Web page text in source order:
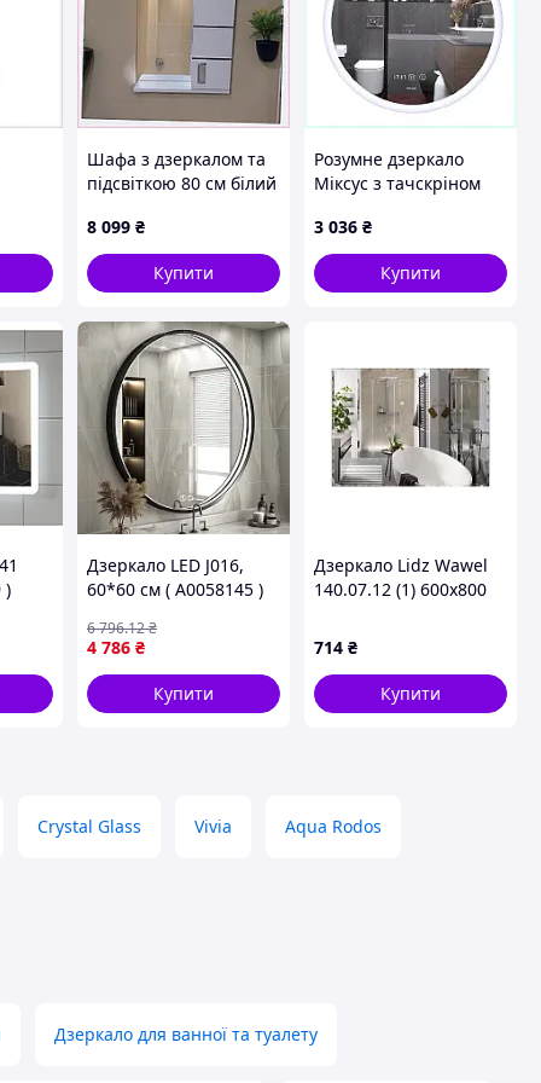
Шафа з дзеркалом та
підсвіткою 80 см білий
8 099 ₴
Купити
Розумне дзеркало
Міксус з тачскріном
T43073C71E
3 036 ₴
Купити
)
Дзеркало LED J016,
60*60 см ( А0058145 )
4 786 ₴
6 796.12₴
Купити
Дзеркало Lidz Wawel
140.07.12 (1) 600х800
LD78WA6080
714 ₴
Купити
Crystal Glass Vivia Aqua Rodos
Дзеркало для ванної та туалету